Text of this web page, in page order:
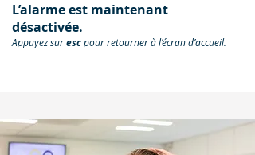
L’alarme est maintenant
désactivée.
Appuyez surescpour retourner à l’écran d’accueil.